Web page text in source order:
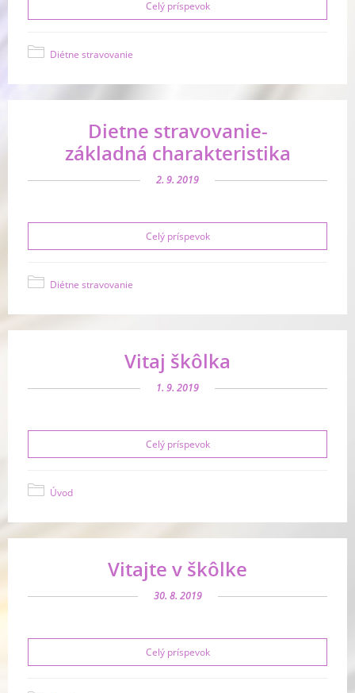
Celý príspevok
Diétne stravovanie
Dietne stravovanie-
základná charakteristika
2. 9. 2019
Celý príspevok
Diétne stravovanie
Vitaj škôlka
1. 9. 2019
Celý príspevok
Úvod
Vitajte v škôlke
30. 8. 2019
Celý príspevok